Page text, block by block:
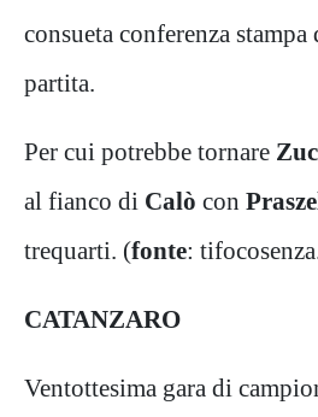
consueta conferenza
partita.
Per cui potrebbe tornare
al fianco di Calò con
trequarti. (fonte:
CATANZARO
Ventottesima gara di